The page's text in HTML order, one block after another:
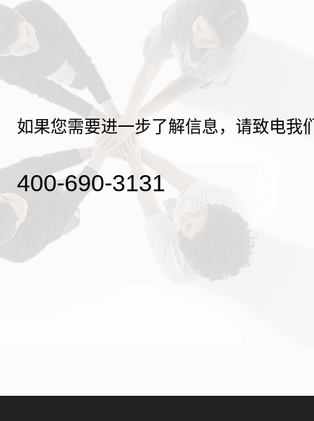
如果您需要进一步了解信息，请致电我
400-690-3131